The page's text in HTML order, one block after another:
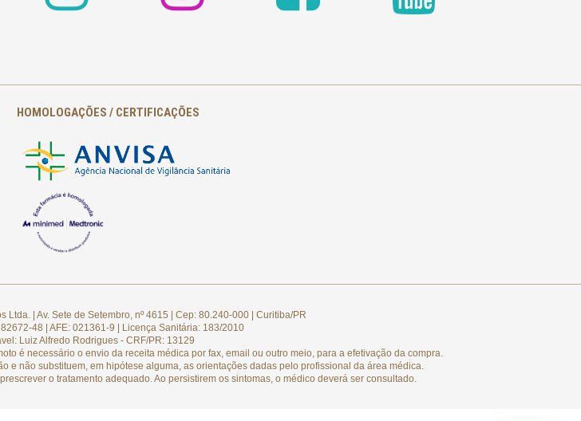
HOMOLOGAÇÕES / CERTIFICAÇÕES
| Av. Sete de Setembro, nº 4615 | Cep: 80.240-000 | Curitiba/PR
48 | AFE: 021361-9 | Licença Sanitária: 183/2010
Luiz Alfredo Rodrigues - CRF/PR: 13129
é necessário o envio da receita médica por fax, email ou outro meio, para a efetivação da compra.
e não substituem, em hipótese alguma, as orientações dadas pelo profissional da área médica.
o tratamento adequado. Ao persistirem os sintomas, o médico deverá ser consultado.